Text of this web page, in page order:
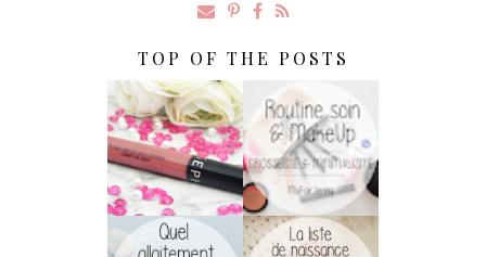
TOP OF THE POSTS
Rouge Velouté
Sans Transfert De
Sephora : LA
Surprise !
Soins & MakeUp
De Grossesse
Pour Les
Minimalistes !